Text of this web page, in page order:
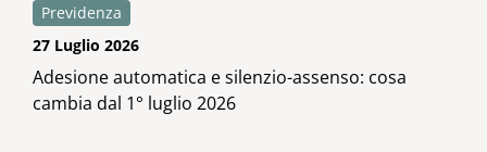
Previdenza
27 Luglio 2026
Adesione automatica e silenzio-assenso: cosa
cambia dal 1° luglio 2026